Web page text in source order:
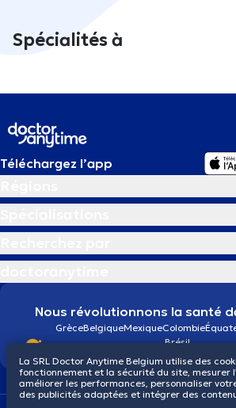
Spécialités à
Téléchargez l’app
Nous révolutionnons la santé
GrèceBelgiqueMexiqueColombie
Brésil
La SRL Doctor Anytime Belgium utilise des
fonctionnement et la sécurité du site, mesurer
améliorer les performances, personnaliser
des publicités adaptées et intégrer des